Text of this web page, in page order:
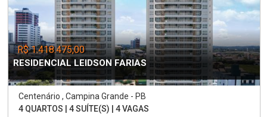
R$ 1.418.475,00
RESIDENCIAL LEIDSON FARIAS
Centenário , Campina Grande - PB
4 QUARTOS | 4 SUÍTE(S) | 4 VAGAS